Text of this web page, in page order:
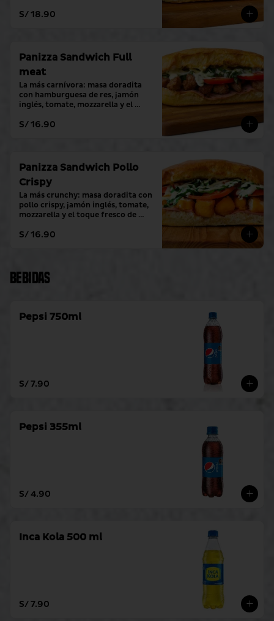
fresco de crema alioli.
S/ 18.90
Panizza Sandwich Full
meat
La más carnívora: masa doradita
con hamburguesa de res, jamón
inglés, tomate, mozzarella y el
S/ 16.90
Panizza Sandwich Pollo
Crispy
La más crunchy: masa doradita con
pollo crispy, jamón inglés, tomate,
mozzarella y el toque fresco de
S/ 16.90
Bebidas
Pepsi 750ml
S/ 7.90
Pepsi 355ml
S/ 4.90
Inca Kola 500 ml
S/ 7.90